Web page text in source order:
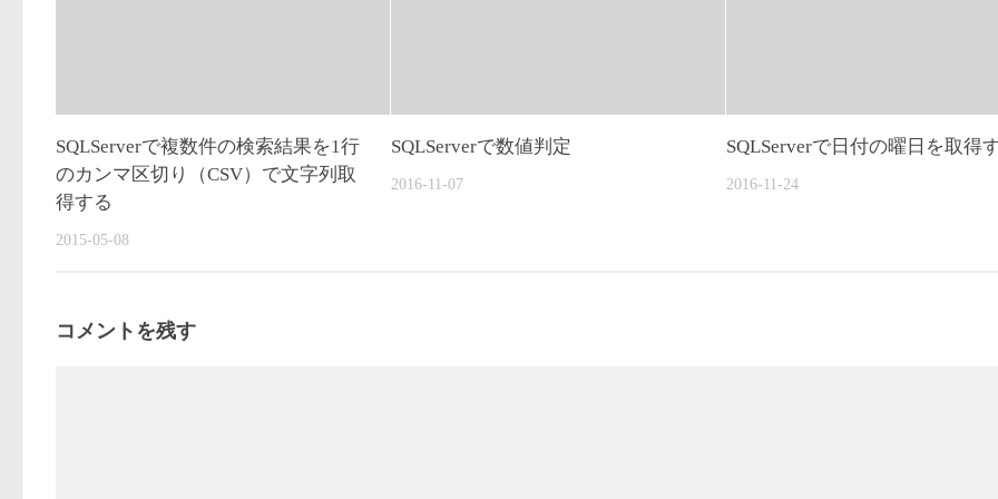
SQLServerで複数件の検索結果を1行
のカンマ区切り（CSV）で文字列取
得する
2015-05-08
SQLServerで数値判定
2016-11-07
SQLServerで日付の曜日を取得
2016-11-24
コメントを残す